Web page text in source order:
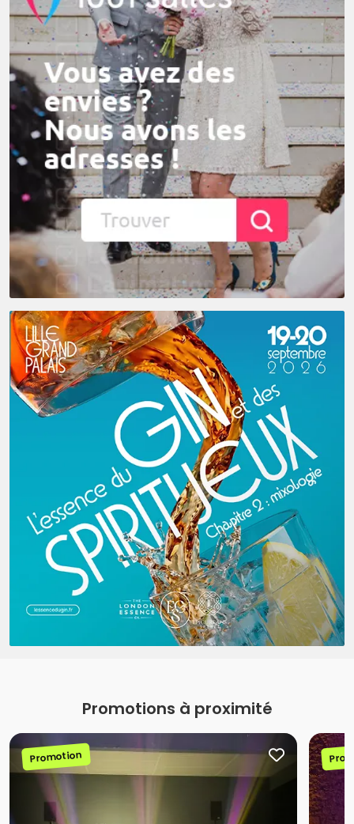
Promotions à proximité
Promotion